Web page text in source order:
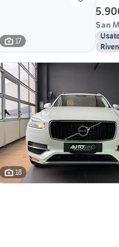
17
San
18